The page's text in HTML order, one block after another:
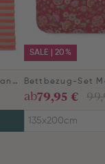
Quilt Bonsoir Stripe Orange
SALE | 20%
Bettbezug-Set
ab79,95 €
135x200cm